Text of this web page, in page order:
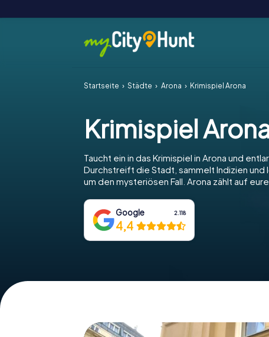
Startseite Städte Arona Krimispiel Arona
Krimispiel
Taucht ein in das Krimispiel in Arona und
Durchstreift die Stadt, sammelt Indizien und
um den mysteriösen Fall. Arona zählt auf
Google 2.118
4,4